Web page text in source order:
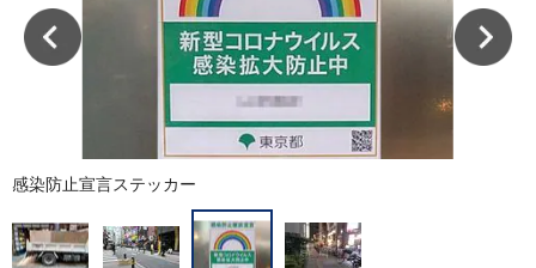
感染防止宣言ステッカー